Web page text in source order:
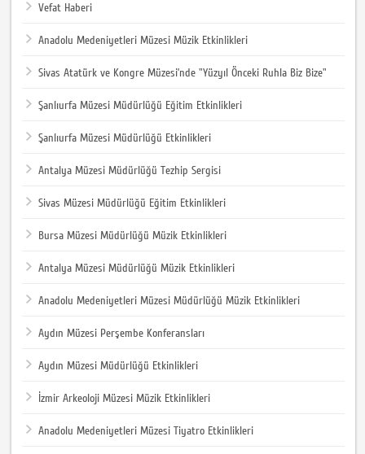
Vefat Haberi
Anadolu Medeniyetleri Müzesi Müzik Etkinlikleri
Sivas Atatürk ve Kongre Müzesi’nde "Yüzyıl Önceki Ruhla Biz Bize"
Şanlıurfa Müzesi Müdürlüğü Eğitim Etkinlikleri
Şanlıurfa Müzesi Müdürlüğü Etkinlikleri
Antalya Müzesi Müdürlüğü Tezhip Sergisi
Sivas Müzesi Müdürlüğü Eğitim Etkinlikleri
Bursa Müzesi Müdürlüğü Müzik Etkinlikleri
Antalya Müzesi Müdürlüğü Müzik Etkinlikleri
Anadolu Medeniyetleri Müzesi Müdürlüğü Müzik Etkinlikleri
Aydın Müzesi Perşembe Konferansları
Aydın Müzesi Müdürlüğü Etkinlikleri
İzmir Arkeoloji Müzesi Müzik Etkinlikleri
Anadolu Medeniyetleri Müzesi Tiyatro Etkinlikleri